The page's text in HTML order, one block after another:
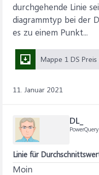
durchgehende Linie
diagrammtyp bei der
es zu einem Punkt...
Mappe 1 DS Preis
11. Januar 2021
DL_
Linie für
Moin